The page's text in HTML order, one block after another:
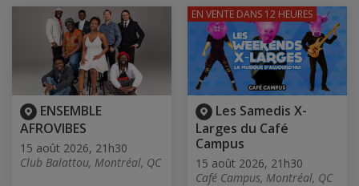
ENSEMBLE
AFROVIBES
15 août 2026, 21h30
Club Balattou, Montréal, QC
Les Samedis X-
Larges du Café
Campus
15 août 2026, 21h30
Café Campus, Montréal, QC
EN VENTE DANS 12 HEURES